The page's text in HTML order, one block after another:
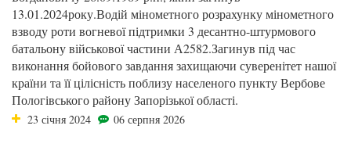
13.01.2024року.Водій мінометного розрахунку мінометного
взводу роти вогневої підтримки 3 десантно-штурмового
батальону військової частини А2582.Загинув під час
виконання бойового завдання захищаючи суверенітет нашої
країни та її цілісність поблизу населеного пункту Вербове
Пологівського району Запорізької області.
23 січня 2024 06 серпня 2026